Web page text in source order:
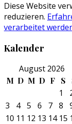
Diese Website
reduzieren.
verarbeitet
Kalender
August 2026
M D M D F S
1
3
4 5 6 7 8
10 11 12 13 14 15